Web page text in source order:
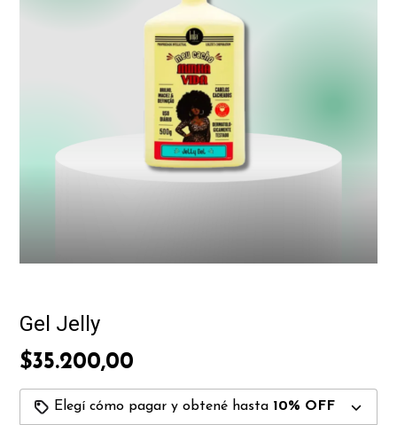
Gel Jelly
$35.200,00
Elegí cómo pagar y obtené hasta 10% OFF